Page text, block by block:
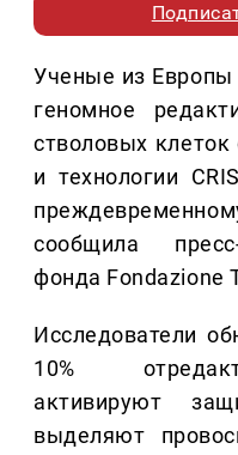
Ученые из
геномное
стволовых
и технологии
сообщила
фонда Fondazione
Исследователи
10%
активируют
выделяют